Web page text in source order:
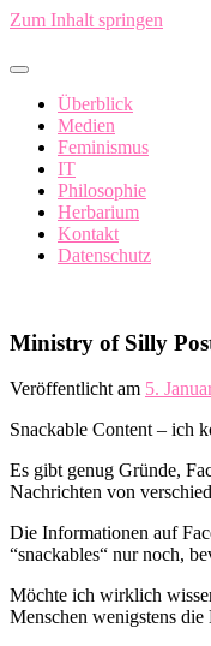
Zum Inhalt springen
Überblick
Medien
Feminismus
IT
Philosophie
Herbarium
Kontakt
Datenschutz
Ministry of Silly
Veröffentlicht am 5.
Snackable Content – ich
Es gibt genug Gründe,
Nachrichten von
Die Informationen auf
“snackables“ nur noch,
Möchte ich wirklich
Menschen wenigstens die